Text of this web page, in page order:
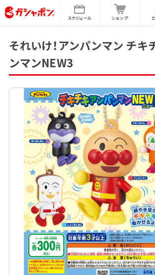
スケジュール ショップ
それいけ！アンパンマン チキ
ンマンNEW3